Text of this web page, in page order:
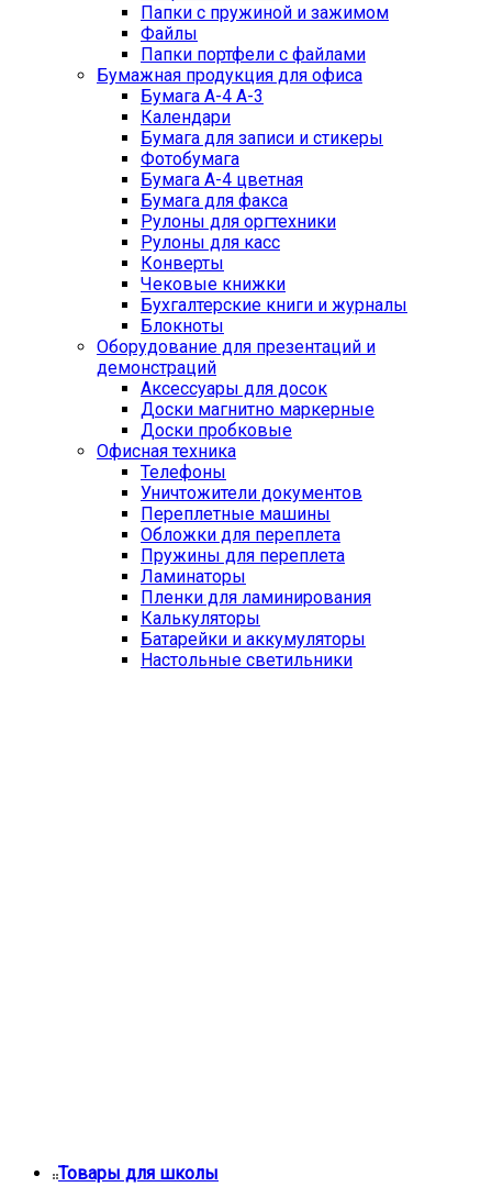
Папки с пружиной и зажимом
Файлы
Папки портфели с файлами
Бумажная продукция для офиса
Бумага А-4 А-3
Календари
Бумага для записи и стикеры
Фотобумага
Бумага А-4 цветная
Бумага для факса
Рулоны для оргтехники
Рулоны для касс
Конверты
Чековые книжки
Бухгалтерские книги и журналы
Блокноты
Оборудование для презентаций и
демонстраций
Аксессуары для досок
Доски магнитно маркерные
Доски пробковые
Офисная техника
Телефоны
Уничтожители документов
Переплетные машины
Обложки для переплета
Пружины для переплета
Ламинаторы
Пленки для ламинирования
Калькуляторы
Батарейки и аккумуляторы
Настольные светильники
Товары для школы